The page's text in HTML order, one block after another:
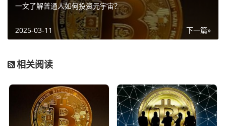
一文了解普通人如何投资元宇宙？
下一篇»
2025-03-11
相关阅读